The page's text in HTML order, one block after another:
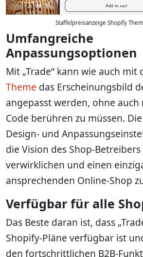
Staffelpreisanzeige Shopify
Umfangreiche
Anpassungsoptionen
Mit „Trade“ kann wie auch mit
Theme das Erscheinungsbild
angepasst werden, ohne auch
Code berühren zu müssen.
Design- und
die Vision des Shop-Betreibers
verwirklichen und einen
ansprechenden Online-Shop
Verfügbar für alle
Das Beste daran ist, dass
Shopify-Pläne verfügbar ist
den fortschrittlichen B2B-